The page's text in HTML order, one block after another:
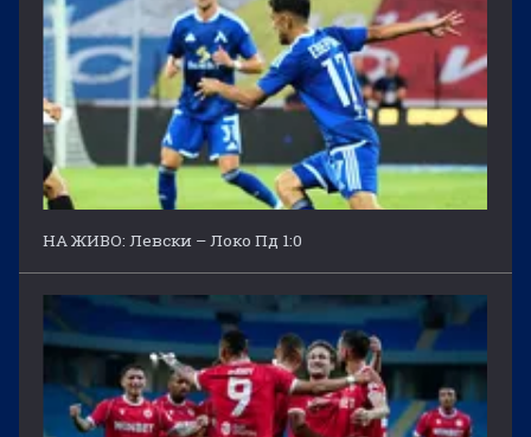
НА ЖИВО: Левски – Локо Пд 1:0